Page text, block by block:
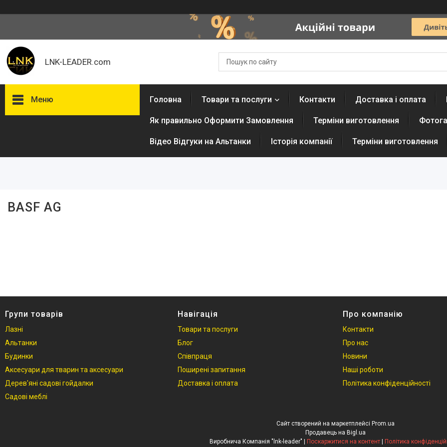
LNK-LEADER.com
Меню
Товари та послуги
Головна Товари та послуги Контакти Доставка і оплата
Як правильно Оформити Замовлення Терміни виготовлення
Відео Відгуки на Альтанки Історія компанії Терміни виготовлення
BASF AG
Групи товарів
Лазні
Альтанки
Будинки
Аксесуари для тварин та аксесуари
Дерев'яні садові гойдалки
Садові меблі
Навігація
Товари та послуги
Блог
Співпраця
Поширені запитання
Доставка і оплата
Про компанію
Контакти
Про нас
Новини
Наші роботи
Політика конфіденційності
Сайт створений на маркетплейсі Prom.ua
Продавець на Bigl.ua
Поскаржитися на контент Політика